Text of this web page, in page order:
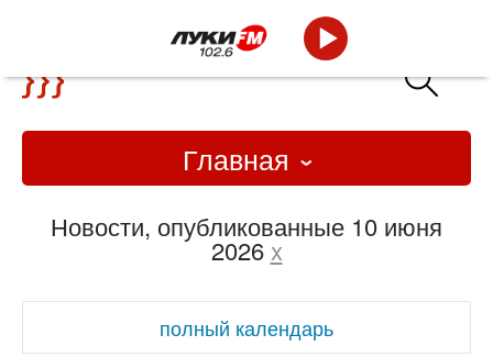
Главная
Новости, опубликованные 10 июня
2026 x
полный календарь